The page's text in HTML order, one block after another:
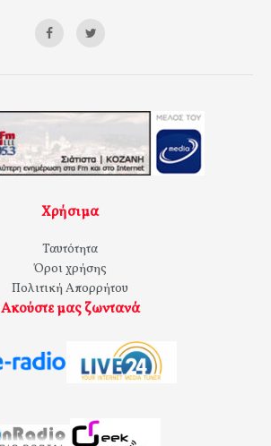
Χρήσιμα
Ταυτότητα
Όροι χρήσης
Πολιτική Απορρήτου
Ακούστε μας ζωντανά